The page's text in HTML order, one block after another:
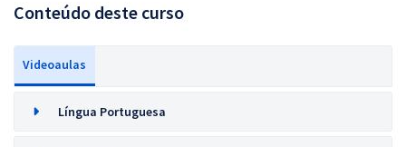
Conteúdo deste curso
Videoaulas
Língua Portuguesa